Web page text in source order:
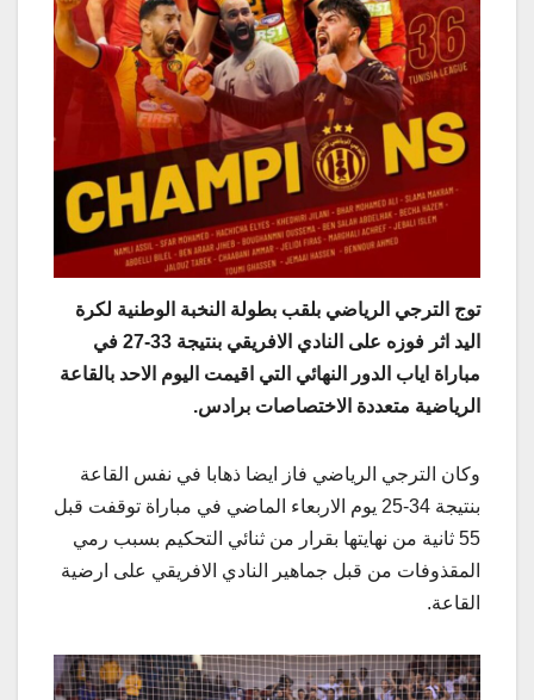
توج الترجي الرياضي بلقب بطولة النخبة الوطنية لكرة
اليد اثر فوزه على النادي الافريقي بنتيجة 33-27 في
مباراة اياب الدور النهائي التي اقيمت اليوم الاحد بالقاعة
الرياضية متعددة الاختصاصات برادس.
وكان الترجي الرياضي فاز ايضا ذهابا في نفس القاعة
بنتيجة 34-25 يوم الاربعاء الماضي في مباراة توقفت قبل
55 ثانية من نهايتها بقرار من ثنائي التحكيم بسبب رمي
المقذوفات من قبل جماهير النادي الافريقي على ارضية
القاعة.